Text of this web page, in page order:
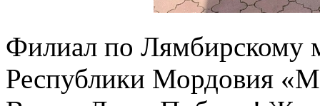
Филиал по Лямбирскому
Республики Мордовия